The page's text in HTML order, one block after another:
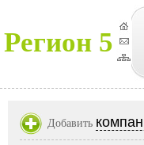
Регион 5
Добавить